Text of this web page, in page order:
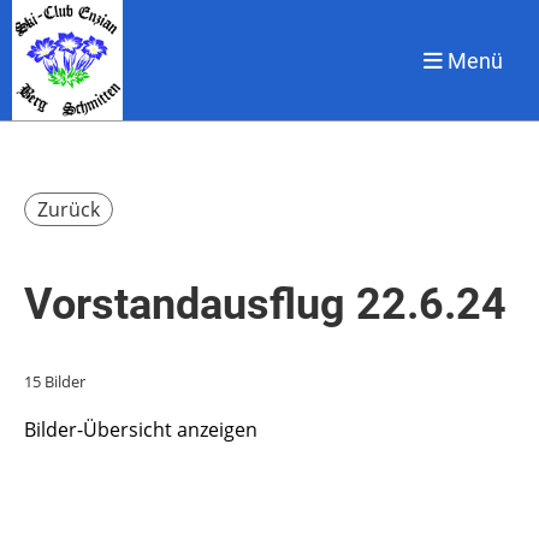
Menü
Zurück
Vorstandausflug 22.6.24
15 Bilder
Bilder-Übersicht anzeigen